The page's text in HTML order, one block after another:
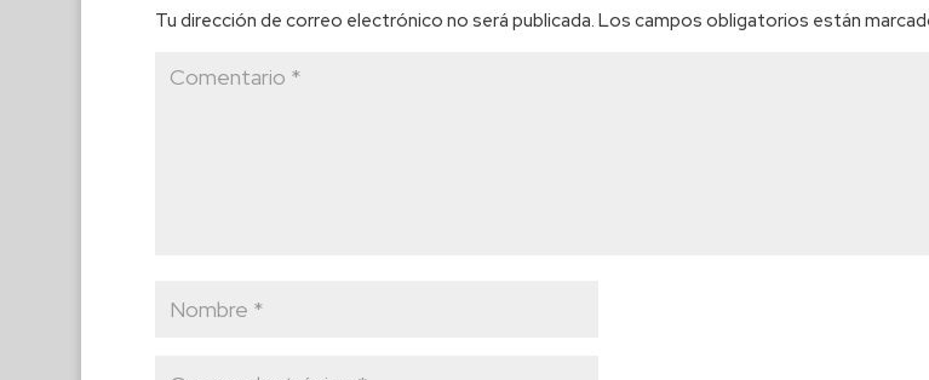
Tu dirección de correo electrónico no será publicada. Los campos obligatorios están